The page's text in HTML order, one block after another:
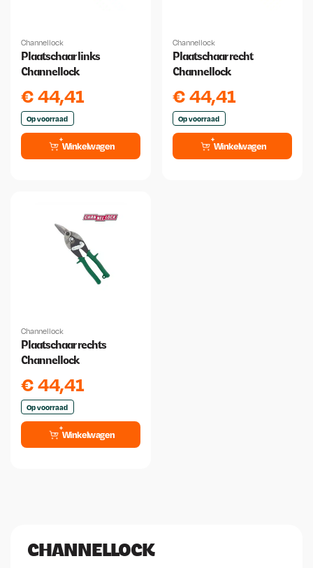
Channellock
Plaatschaar links
Channellock
€44,41
Op voorraad
Winkelwagen
Channellock
Plaatschaar recht
Channellock
€44,41
Op voorraad
Winkelwagen
Channellock
Plaatschaar rechts
Channellock
€44,41
Op voorraad
Winkelwagen
CHANNELLOCK